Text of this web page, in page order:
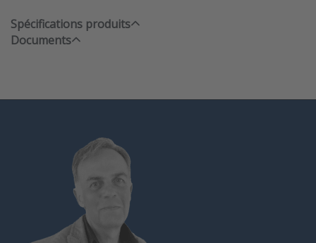
Spécifications produits
Documents